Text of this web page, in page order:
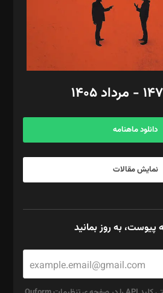
مانی لطفی زاده
ثابت
کاظمی‌نیا
دانلود ماهنامه
نمایش مقالات
پیوست، به روز بمانید